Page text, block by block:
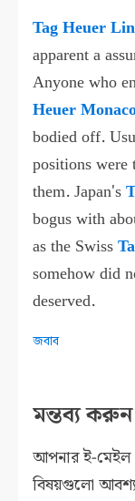
Tag Heuer
apparent a
Anyone who
Heuer
bodied off.
positions were
them. Japan's
bogus with
as the Swiss
somehow did
deserved.
জবাব
মন্তব্য করুন
আপনার ই-মেইল
বিষয়গুলো